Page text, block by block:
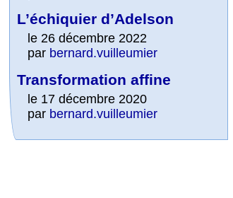
L’échiquier d’Adelson
le 26 décembre 2022
par bernard.vuilleumier
Transformation affine
le 17 décembre 2020
par bernard.vuilleumier